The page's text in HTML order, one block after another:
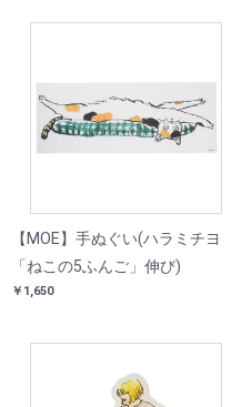
【MOE】手ぬぐい(ハラミチヨ
「ねこの5ふんご」伸び)
￥1,650